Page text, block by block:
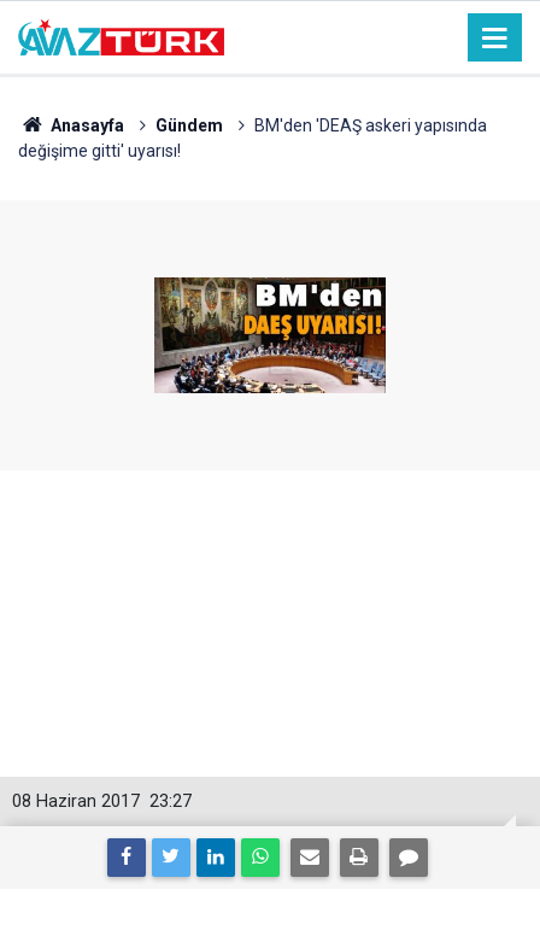
Anasayfa Gündem
BM'den 'DEAŞ askeri yapısında
değişime gitti' uyarısı!
23:27
08 Haziran 2017